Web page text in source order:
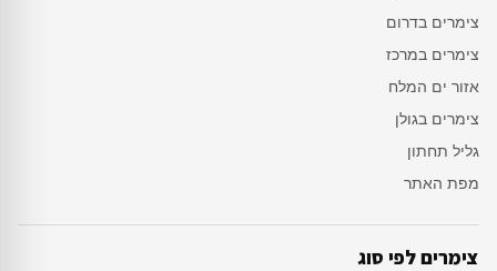
צימרים בדרום
צימרים במרכז
אזור ים המלח
צימרים בגולן
גליל תחתון
מפת האתר
צימרים לפי סוג